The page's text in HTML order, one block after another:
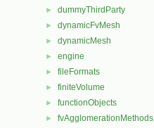
► dummyThirdParty
► dynamicFvMesh
► dynamicMesh
► engine
► fileFormats
► finiteVolume
► functionObjects
► fvAgglomerationMethods